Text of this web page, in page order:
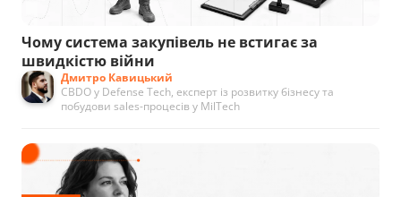
Чому система закупівель не встигає за
швидкістю війни
Дмитро Кавицький
CBDO у Defense Tech, експерт із розвитку бізнесу та
побудови sales-процесів у MilTech